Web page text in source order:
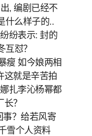
, 编剧已经不
什么样子的..
纷表示: 封的
互怼？
瘦 如今娘两相
这就是辛苦拍
扎李沁杨幂都
？
事？给若风寄
雪个人资料